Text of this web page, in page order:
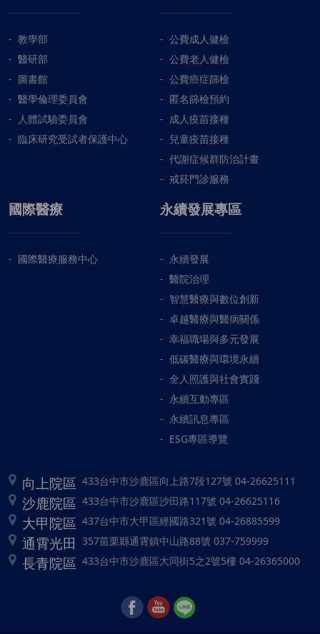
教學部
醫研部
圖書館
醫學倫理委員會
人體試驗委員會
臨床研究受試者保護中心
公費成人健檢
公費老人健檢
公費癌症篩檢
匿名篩檢預約
成人疫苗接種
兒童疫苗接種
代謝症候群防治計畫
戒菸門診服務
國際醫療
國際醫療服務中心
永續發展專區
永續發展
醫院治理
智慧醫療與數位創新
卓越醫療與醫病關係
幸福職場與多元發展
低碳醫療與環境永續
全人照護與社會實踐
永續互動專區
永續訊息專區
ESG專區導覽
向上院區 433台中市沙鹿區向上路7段127號 04-26625111
沙鹿院區 433台中市沙鹿區沙田路117號 04-26625116
大甲院區 437台中市大甲區經國路321號 04-26885599
通霄光田 357苗栗縣通霄鎮中山路88號 037-759999
長青院區 433台中市沙鹿區大同街5之2號5樓 04-26365000